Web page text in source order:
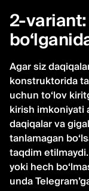
2-
Agar siz
konstruktorida
uchun to‘lov
kirish imkoniyati
daqiqalar va
tanlamagan
taqdim
yoki hech
unda